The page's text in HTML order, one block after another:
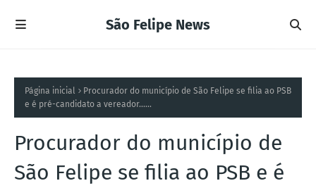
São Felipe News
Página inicial
Procurador do município de São Felipe se filia ao PSB
e é pré-candidato a vereador......
Procurador do município de
São Felipe se filia ao PSB e é